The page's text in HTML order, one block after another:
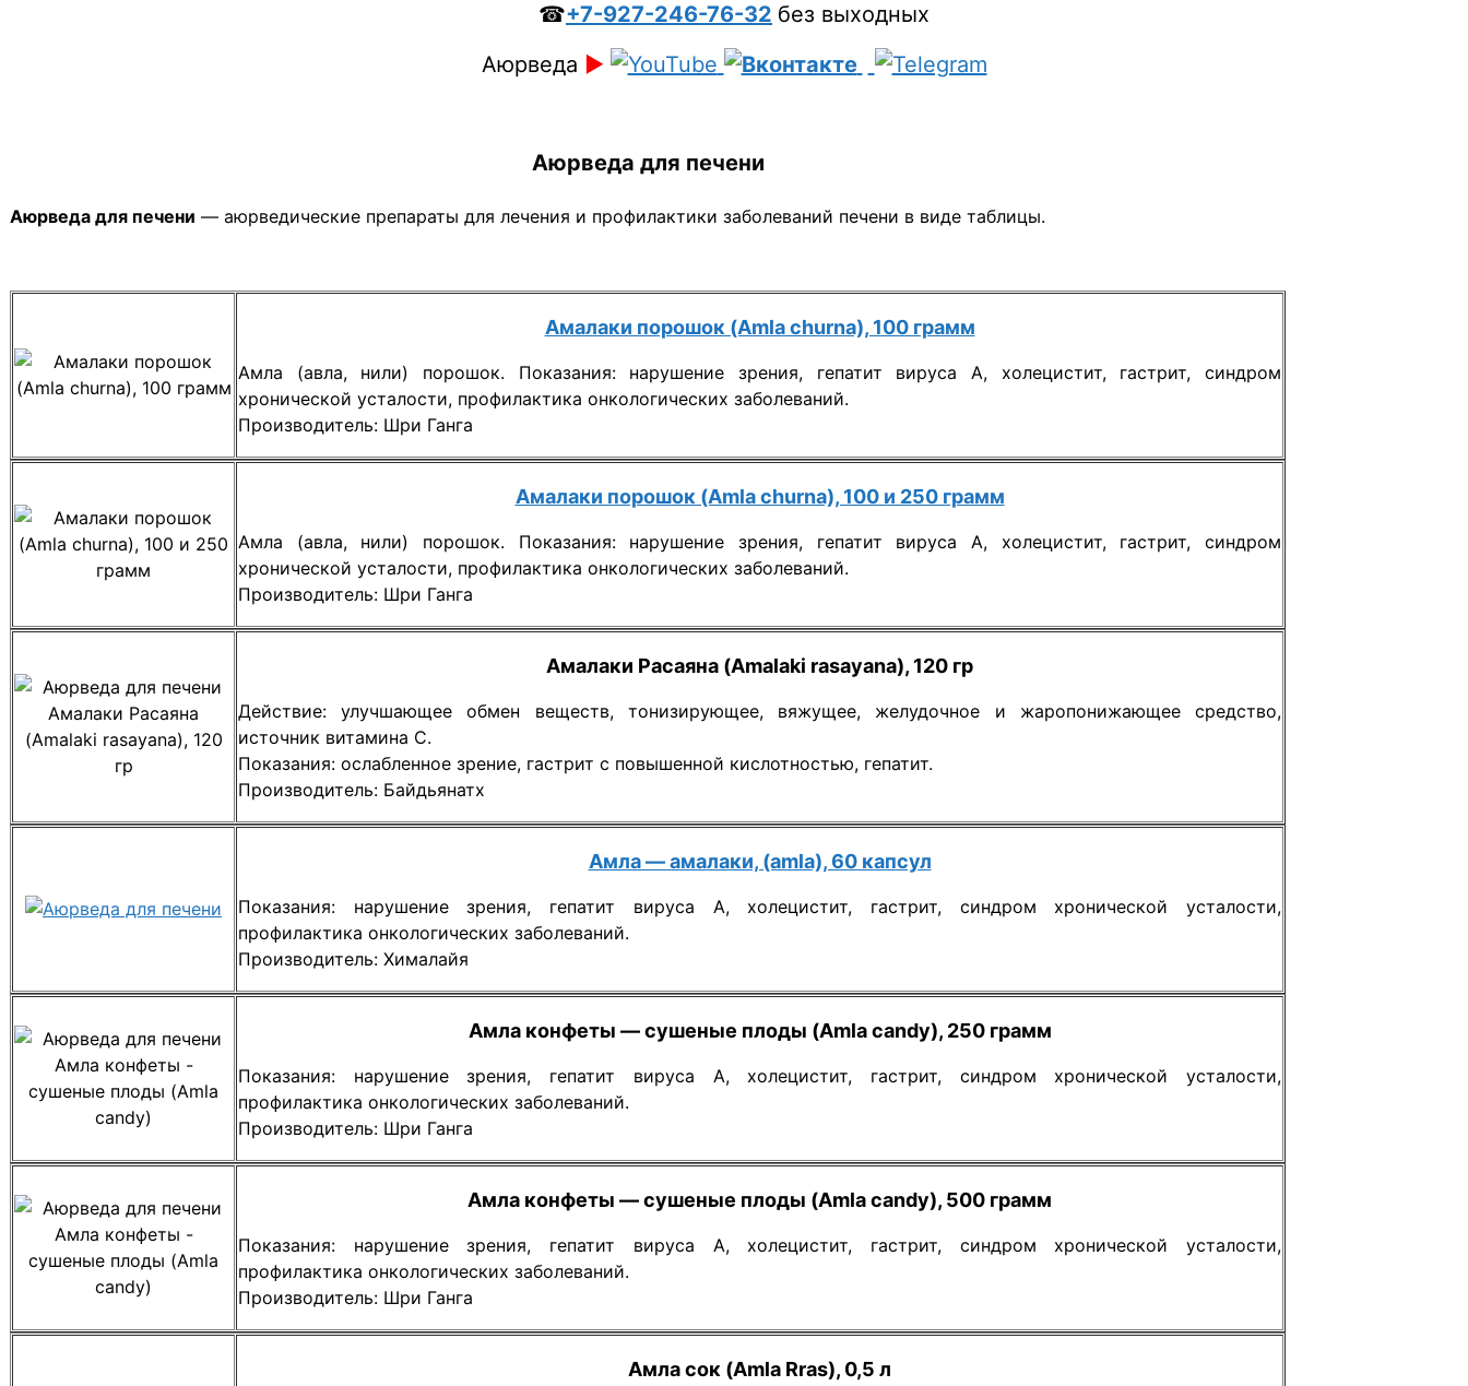
☎+7-927-246-76-32 без выходных
Аюрведа ►
Аюрведа для печени
Аюрведа для печени — аюрведические препараты для лечения и профилактики заболеваний печени в виде таблицы.
Амалаки порошок (Amla churna), 100 грамм
Амла (авла, нили) порошок. Показания: нарушение зрения, гепатит вируса А, холецистит, гастрит, синдром
хронической усталости, профилактика онкологических заболеваний.
Производитель: Шри Ганга
Амалаки порошок (Amla churna), 100 и 250 грамм
Амла (авла, нили) порошок. Показания: нарушение зрения, гепатит вируса А, холецистит, гастрит, синдром
хронической усталости, профилактика онкологических заболеваний.
Производитель: Шри Ганга
Амалаки Расаяна (Amalaki rasayana), 120 гр
Действие: улучшающее обмен веществ, тонизирующее, вяжущее, желудочное и жаропонижающее средство,
источник витамина С.
Показания: ослабленное зрение, гастрит с повышенной кислотностью, гепатит.
Производитель: Байдьянатх
Амла — амалаки, (amla), 60 капсул
Показания: нарушение зрения, гепатит вируса А, холецистит, гастрит, синдром хронической усталости,
профилактика онкологических заболеваний.
Производитель: Хималайя
Амла конфеты — сушеные плоды (Amla candy), 250 грамм
Показания: нарушение зрения, гепатит вируса А, холецистит, гастрит, синдром хронической усталости,
профилактика онкологических заболеваний.
Производитель: Шри Ганга
Амла конфеты — сушеные плоды (Amla candy), 500 грамм
Показания: нарушение зрения, гепатит вируса А, холецистит, гастрит, синдром хронической усталости,
профилактика онкологических заболеваний.
Производитель: Шри Ганга
Амла сок (Amla Rras), 0,5 л